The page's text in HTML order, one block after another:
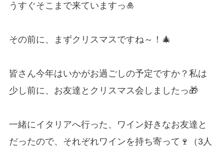
うすぐそこまで来ていますっ🎍
その前に、まずクリスマスですね～！🎄
皆さん今年はいかがお過ごしの予定ですか？私は
少し前に、お友達とクリスマス会しましたっ🎁
一緒にイタリアへ行った、ワイン好きなお友達と
だったので、それぞれワインを持ち寄って🍷（3人